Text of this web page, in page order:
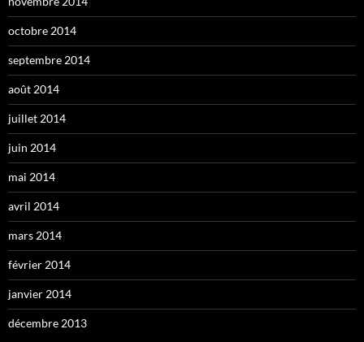
octobre 2014
septembre 2014
août 2014
juillet 2014
juin 2014
mai 2014
avril 2014
mars 2014
février 2014
janvier 2014
décembre 2013